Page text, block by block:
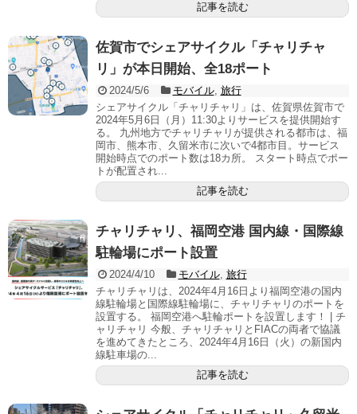
記事を読む
佐賀市でシェアサイクル「チャリチャ
リ」が本日開始、全18ポート
2024/5/6 モバイル, 旅行
シェアサイクル「チャリチャリ」は、佐賀県佐賀市で
2024年5月6日（月）11:30よりサービスを提供開始す
る。 九州地方でチャリチャリが提供される都市は、福
岡市、熊本市、久留米市に次いで4都市目。サービス
開始時点でのポート数は18カ所。 スタート時点でポー
トが配置され...
記事を読む
チャリチャリ、福岡空港 国内線・国際線
駐輪場にポート設置
2024/4/10 モバイル, 旅行
チャリチャリは、2024年4月16日より福岡空港の国内
線駐輪場と国際線駐輪場に、チャリチャリのポートを
設置する。 福岡空港へ駐輪ポートを設置します！ | チ
ャリチャリ 今般、チャリチャリとFIACの両者で協議
を進めてきたところ、2024年4月16日（火）の新国内
線駐車場の...
記事を読む